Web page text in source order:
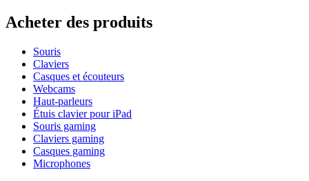
Acheter des produits
Souris
Claviers
Casques et écouteurs
Webcams
Haut-parleurs
Étuis clavier pour iPad
Souris gaming
Claviers gaming
Casques gaming
Microphones